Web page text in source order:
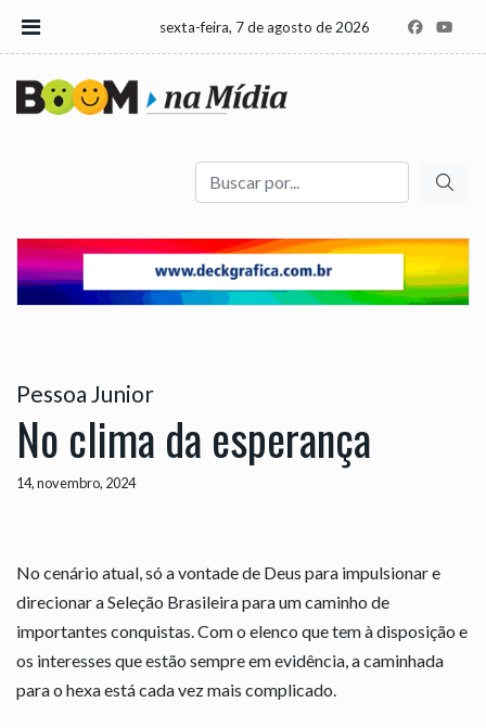
sexta-feira, 7 de agosto de 2026
Buscar
Pessoa Junior
No clima da esperança
14, novembro, 2024
No cenário atual, só a vontade de Deus para impulsionar e
direcionar a Seleção Brasileira para um caminho de
importantes conquistas. Com o elenco que tem à disposição e
os interesses que estão sempre em evidência, a caminhada
para o hexa está cada vez mais complicado.